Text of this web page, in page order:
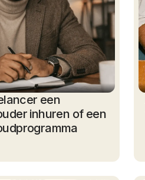
een
inhuren of een